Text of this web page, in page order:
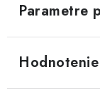
Parametre